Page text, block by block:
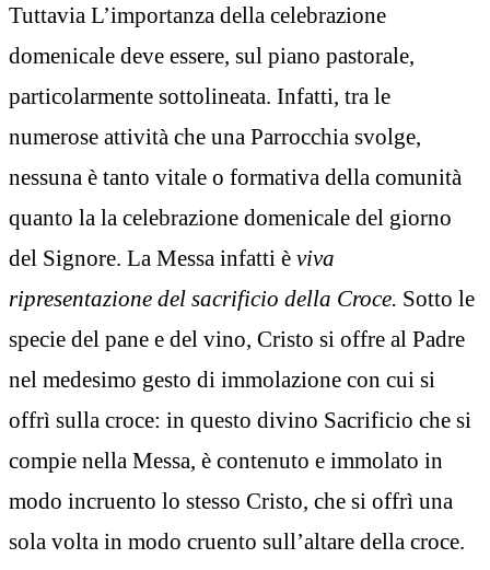
Tuttavia L’importanza della celebrazione
domenicale deve essere, sul piano pastorale,
particolarmente sottolineata. Infatti, tra le
numerose attività che una Parrocchia svolge,
nessuna è tanto vitale o formativa della comunità
quanto la la celebrazione domenicale del giorno
del Signore. La Messa infatti è viva
ripresentazione del sacrificio della Croce. Sotto le
specie del pane e del vino, Cristo si offre al Padre
nel medesimo gesto di immolazione con cui si
offrì sulla croce: in questo divino Sacrificio che si
compie nella Messa, è contenuto e immolato in
modo incruento lo stesso Cristo, che si offrì una
sola volta in modo cruento sull’altare della croce.